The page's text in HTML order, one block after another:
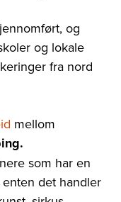
og
og lokale
fra nord
mellom
som har en
det handler